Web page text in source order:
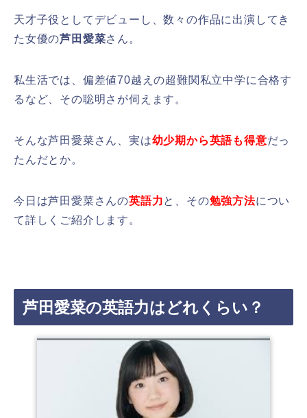
天才子役としてデビューし、数々の作品に出演してき
た女優の芦田愛菜さん。
私生活では、偏差値70越えの超難関私立中学に合格す
るなど、その聡明さが伺えます。
そんな芦田愛菜さん、実は幼少期から英語も得意だっ
たんだとか。
今日は芦田愛菜さんの英語力と、その勉強方法につい
て詳しくご紹介します。
芦田愛菜の英語力はどれくらい？